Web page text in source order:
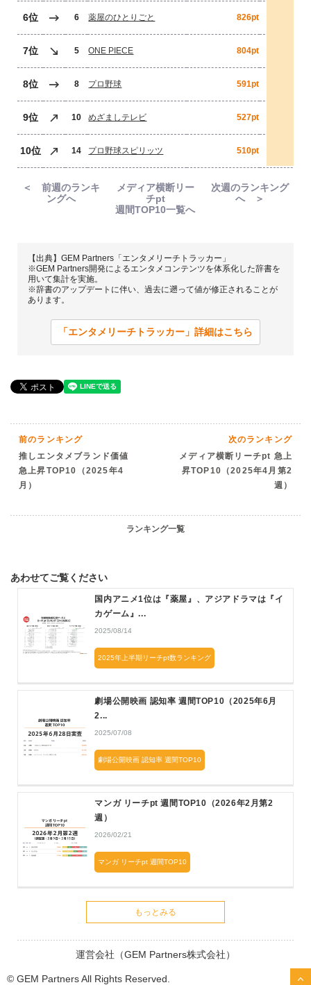
6位 6 薬屋のひとりごと 826pt
7位 5 ONE PIECE 804pt
8位 8 プロ野球 591pt
9位 10 めざましテレビ 527pt
10位 14 プロ野球スピリッツ 510pt
＜ 前週のランキ
ングへ
メディア横断リー
チpt
週間TOP10一覧へ
次週のランキング
へ ＞
【出典】GEM Partners「エンタメリーチトラッカー」
※GEM Partners開発によるエンタメコンテンツを体系化した辞書を
用いて集計を実施。
※辞書のアップデートに伴い、過去に遡って値が修正されることが
あります。
「エンタメリーチトラッカー」詳細はこちら
前のランキング
推しエンタメブランド価値
急上昇TOP10（2025年4
月）
次のランキング
メディア横断リーチpt 急上
昇TOP10（2025年4月第2
週）
ランキング一覧
あわせてご覧ください
国内アニメ1位は『薬屋』、アジアドラマは『イ
カゲーム』...
2025/08/14
2025年上半期リーチpt数ランキング
劇場公開映画 認知率 週間TOP10（2025年6月
2...
2025/07/08
劇場公開映画 認知率 週間TOP10
マンガ リーチpt 週間TOP10（2026年2月第2
週）
2026/02/21
マンガ リーチpt 週間TOP10
もっとみる
運営会社（GEM Partners株式会社）
© GEM Partners All Rights Reserved.